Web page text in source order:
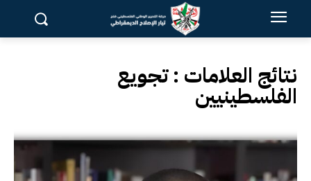
نتائج العلامات :تجويع
الفلسطينيين